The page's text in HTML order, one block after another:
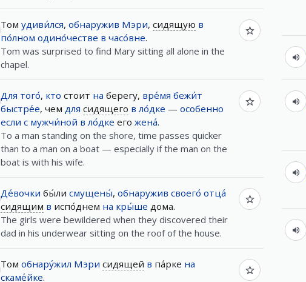
Том удиви́лся, обнаружив Мэри, сидящую в
по́лном одино́честве в часо́вне.
Tom was surprised to find Mary sitting all alone in the
chapel.
Для того́, кто стоит на берегу, вре́мя бежи́т
быстре́е, чем для сидящего в ло́дке — особенно
если с мужчи́ной в ло́дке его жена́.
To a man standing on the shore, time passes quicker
than to a man on a boat — especially if the man on the
boat is with his wife.
Де́вочки бы́ли смущены́, обнаружив своего́ отца́
сидящим в испо́днем на кры́ше дома.
The girls were bewildered when they discovered their
dad in his underwear sitting on the roof of the house.
Том обнару́жил Мэри сидящей в па́рке на
скаме́йке.